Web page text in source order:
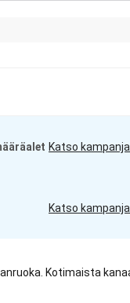
Katso kampanja
Katso kampanja
Kotimaista